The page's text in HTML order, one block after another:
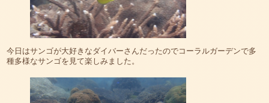
今日はサンゴが大好きなダイバーさんだったのでコーラルガーデンで多
種多様なサンゴを見て楽しみました。